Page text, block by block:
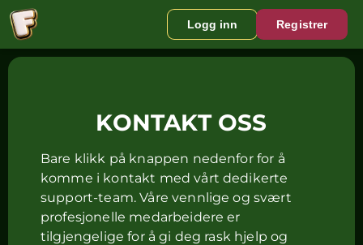
Logg inn Registrer
KONTAKT OSS
Bare klikk på knappen nedenfor for å
komme i kontakt med vårt dedikerte
support-team. Våre vennlige og svært
profesjonelle medarbeidere er
tilgjengelige for å gi deg rask hjelp og